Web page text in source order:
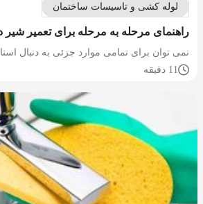
لوله کشی و تاسیسات ساختمان
راهنمای مرحله به مرحله برای تعمیر
نمی توان برای تمامی موارد جزئی به دنبال
11 دقیقه